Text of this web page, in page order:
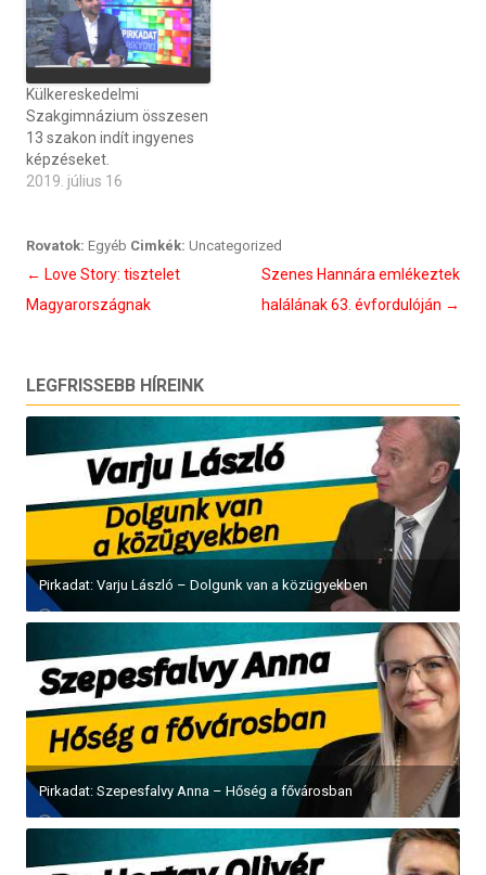
Külkereskedelmi
Szakgimnázium összesen
13 szakon indít ingyenes
képzéseket.
2019. július 16
Rovatok: Egyéb Cimkék: Uncategorized
Bejegyzés
navigáció
← Love Story: tisztelet
Magyarországnak
Szenes Hannára emlékeztek
halálának 63. évfordulóján →
LEGFRISSEBB HÍREINK
Pirkadat: Varju László – Dolgunk van a közügyekben
Pirkadat: Szepesfalvy Anna – Hőség a fővárosban